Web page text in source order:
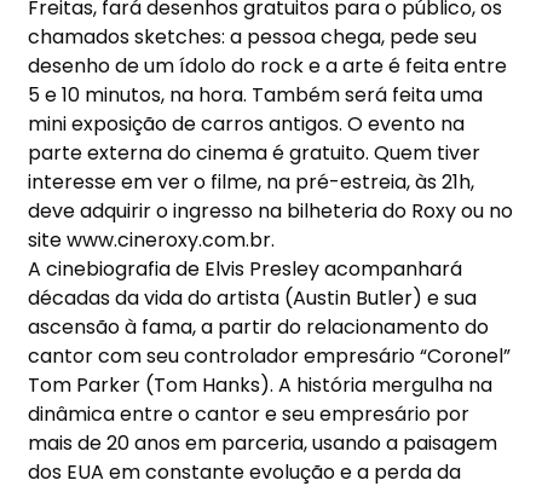
Freitas, fará desenhos gratuitos para o público, os
chamados sketches: a pessoa chega, pede seu
desenho de um ídolo do rock e a arte é feita entre
5 e 10 minutos, na hora. Também será feita uma
mini exposição de carros antigos. O evento na
parte externa do cinema é gratuito. Quem tiver
interesse em ver o filme, na pré-estreia, às 21h,
deve adquirir o ingresso na bilheteria do Roxy ou no
site www.cineroxy.com.br.
A cinebiografia de Elvis Presley acompanhará
décadas da vida do artista (Austin Butler) e sua
ascensão à fama, a partir do relacionamento do
cantor com seu controlador empresário “Coronel”
Tom Parker (Tom Hanks). A história mergulha na
dinâmica entre o cantor e seu empresário por
mais de 20 anos em parceria, usando a paisagem
dos EUA em constante evolução e a perda da